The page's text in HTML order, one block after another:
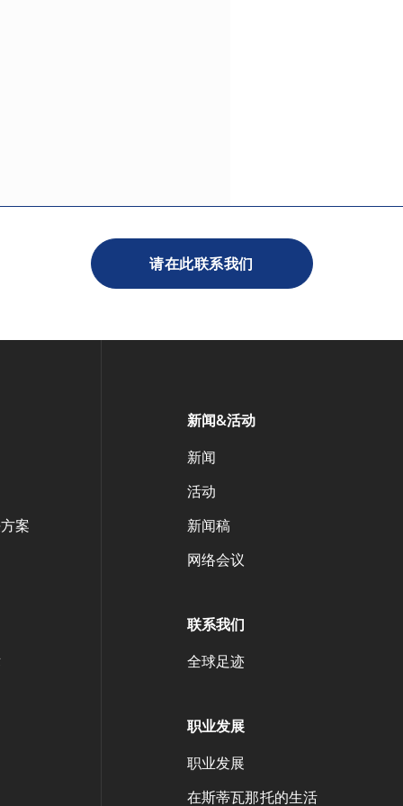
请在此联系我们
案
新闻&活动
新闻
活动
新闻稿
网络会议
联系我们
全球足迹
职业发展
职业发展
在斯蒂瓦那托的生活